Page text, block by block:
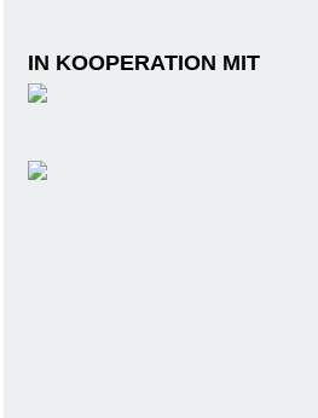
IN KOOPERATION MIT